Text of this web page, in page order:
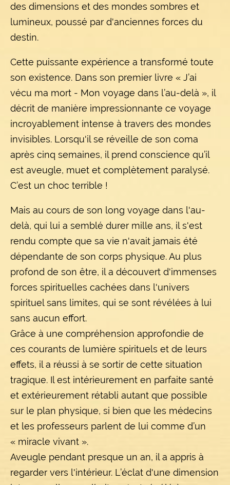
des dimensions et des mondes sombres et
lumineux, poussé par d'anciennes forces du
destin.
Cette puissante expérience a transformé toute
son existence. Dans son premier livre « J’ai
vécu ma mort - Mon voyage dans l’au-delà », il
décrit de manière impressionnante ce voyage
incroyablement intense à travers des mondes
invisibles. Lorsqu'il se réveille de son coma
après cinq semaines, il prend conscience qu’il
est aveugle, muet et complètement paralysé.
C’est un choc terrible !
Mais au cours de son long voyage dans l'au-
delà, qui lui a semblé durer mille ans, il s'est
rendu compte que sa vie n'avait jamais été
dépendante de son corps physique. Au plus
profond de son être, il a découvert d'immenses
forces spirituelles cachées dans l'univers
spirituel sans limites, qui se sont révélées à lui
sans aucun effort.
Grâce à une compréhension approfondie de
ces courants de lumière spirituels et de leurs
effets, il a réussi à se sortir de cette situation
tragique. Il est intérieurement en parfaite santé
et extérieurement rétabli autant que possible
sur le plan physique, si bien que les médecins
et les professeurs parlent de lui comme d’un
« miracle vivant ».
Aveugle pendant presque un an, il a appris à
regarder vers l'intérieur. L’éclat d'une dimension